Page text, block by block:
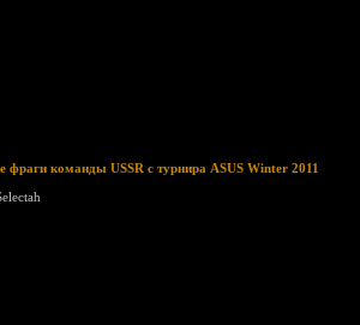
фраги команды USSR с турнира ASUS Winter 2011